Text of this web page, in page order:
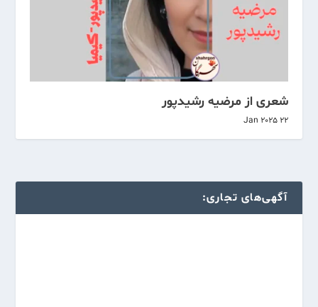
شعری از مرضیه رشیدپور
22 Jan 2025
آگهی‌های تجاری: